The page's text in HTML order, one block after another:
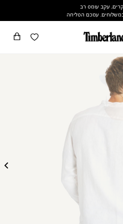
עקב עומס רב
במשלוחים. עמכם הסליחה